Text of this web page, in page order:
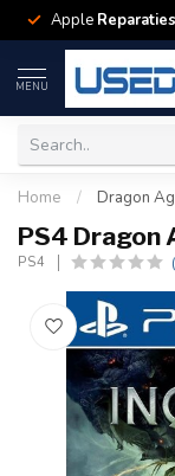
Apple Reparaties
MENU
Home / Dragon
PS4 Dragon
PS4